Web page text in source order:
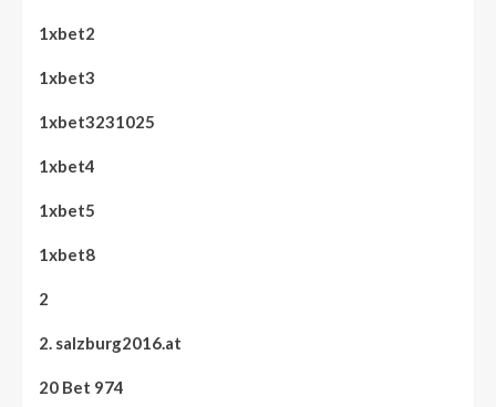
1xbet2
1xbet3
1xbet3231025
1xbet4
1xbet5
1xbet8
2
2. salzburg2016.at
20 Bet 974